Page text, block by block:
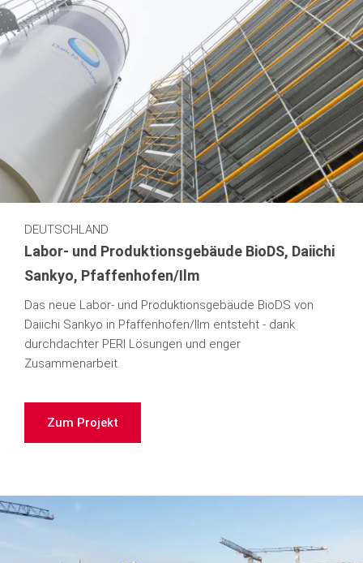
DEUTSCHLAND
Labor- und Produktionsgebäude BioDS, Daiichi
Sankyo, Pfaffenhofen/Ilm
Das neue Labor- und Produktionsgebäude BioDS von
Daiichi Sankyo in Pfaffenhofen/Ilm entsteht - dank
durchdachter PERI Lösungen und enger
Zusammenarbeit.
Zum Projekt